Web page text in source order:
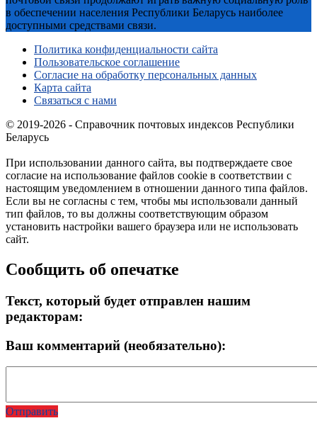
в обеспечении населения Республики Беларусь наиболее
доступными средствами связи.
Политика конфиденциальности сайта
Пользовательское соглашение
Согласие на обработку персональных данных
Карта сайта
Связаться с нами
© 2019-2026 - Справочник почтовых индексов Республики
Беларусь
При использовании данного сайта, вы подтверждаете свое
согласие на использование файлов cookie в соответствии с
настоящим уведомлением в отношении данного типа файлов.
Если вы не согласны с тем, чтобы мы использовали данный
тип файлов, то вы должны соответствующим образом
установить настройки вашего браузера или не использовать
сайт.
Сообщить об опечатке
Текст, который будет отправлен нашим
редакторам:
Ваш комментарий (необязательно):
Отправить